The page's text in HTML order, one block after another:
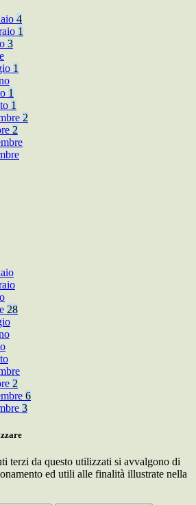
4
1
3
1
1
1
2
2
28
2
6
3
terzi da questo utilizzati si avvalgono di
ed utili alle finalità illustrate nella